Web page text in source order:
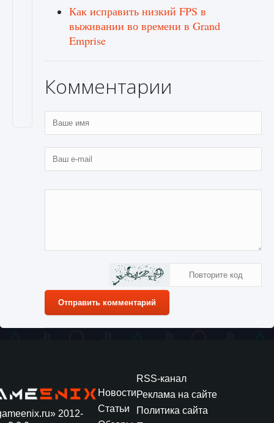
Как исправить низкий FPS в
выживании во времени в Grand
Emprise
Комментарии
Отправить комментарий
2012-
Новости
Статьи
RSS-канал
Реклама на сайте
Политика сайта